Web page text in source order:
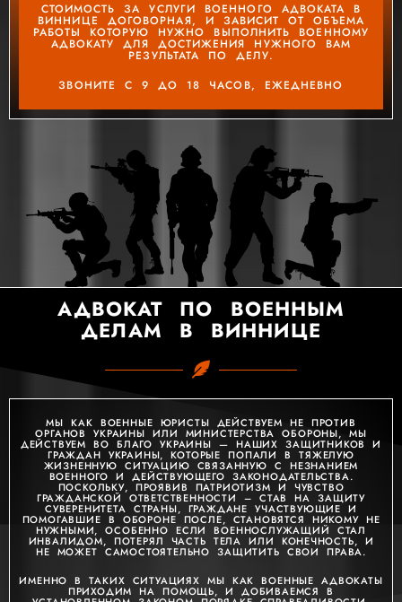
СТОИМОСТЬ ЗА УСЛУГИ ВОЕННОГО АДВОКАТА В
ВИННИЦЕ ДОГОВОРНАЯ, И ЗАВИСИТ ОТ ОБЪЕМА
РАБОТЫ КОТОРУЮ НУЖНО ВЫПОЛНИТЬ ВОЕННОМУ
АДВОКАТУ ДЛЯ ДОСТИЖЕНИЯ НУЖНОГО ВАМ
РЕЗУЛЬТАТА ПО ДЕЛУ.
ЗВОНИТЕ С 9 ДО 18 ЧАСОВ, ЕЖЕДНЕВНО
АДВОКАТ ПО ВОЕННЫМ
ДЕЛАМ В ВИННИЦЕ
МЫ КАК ВОЕННЫЕ ЮРИСТЫ ДЕЙСТВУЕМ НЕ ПРОТИВ
ОРГАНОВ УКРАИНЫ ИЛИ МИНИСТЕРСТВА ОБОРОНЫ, МЫ
ДЕЙСТВУЕМ ВО БЛАГО УКРАИНЫ — НАШИХ ЗАЩИТНИКОВ И
ГРАЖДАН УКРАИНЫ, КОТОРЫЕ ПОПАЛИ В ТЯЖЕЛУЮ
ЖИЗНЕННУЮ СИТУАЦИЮ СВЯЗАННУЮ С НЕЗНАНИЕМ
ВОЕННОГО И ДЕЙСТВУЮЩЕГО ЗАКОНОДАТЕЛЬСТВА.
ПОСКОЛЬКУ, ПРОЯВИВ ПАТРИОТИЗМ И ЧУВСТВО
ГРАЖДАНСКОЙ ОТВЕТСТВЕННОСТИ – СТАВ НА ЗАЩИТУ
СУВЕРЕНИТЕТА СТРАНЫ, ГРАЖДАНЕ УЧАСТВУЮЩИЕ И
ПОМОГАВШИЕ В ОБОРОНЕ ПОСЛЕ, СТАНОВЯТСЯ НИКОМУ НЕ
НУЖНЫМИ, ОСОБЕННО ЕСЛИ ВОЕННОСЛУЖАЩИЙ СТАЛ
ИНВАЛИДОМ, ПОТЕРЯЛ ЧАСТЬ ТЕЛА ИЛИ КОНЕЧНОСТЬ, И
НЕ МОЖЕТ САМОСТОЯТЕЛЬНО ЗАЩИТИТЬ СВОИ ПРАВА.
ИМЕННО В ТАКИХ СИТУАЦИЯХ МЫ КАК ВОЕННЫЕ АДВОКАТЫ
ПРИХОДИМ НА ПОМОЩЬ, И ДОБИВАЕМСЯ В